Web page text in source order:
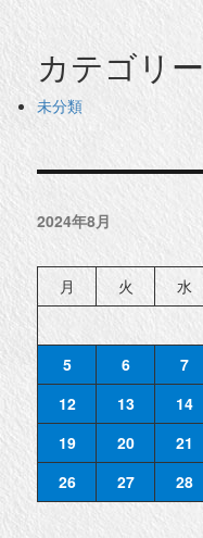
カテゴリー
未分類
2024年8月
月 火 水
5
6 7
12
13 14
19
20 21
26
27 28